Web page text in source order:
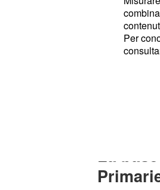
distacco
che dovrà
cruciale
Al di fuori
La
Per